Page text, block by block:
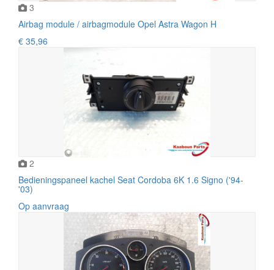
3
Airbag module / airbagmodule Opel Astra Wagon H
€ 35,96
2
Bedieningspaneel kachel Seat Cordoba 6K 1.6 Signo ('94-
'03)
Op aanvraag